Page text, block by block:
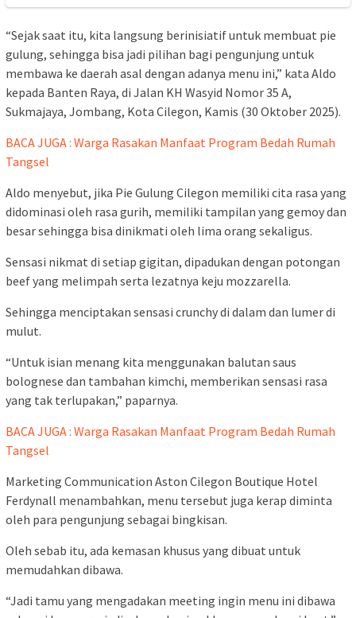
“Sejak saat itu, kita langsung berinisiatif untuk membuat pie
gulung, sehingga bisa jadi pilihan bagi pengunjung untuk
membawa ke daerah asal dengan adanya menu ini,” kata Aldo
kepada Banten Raya, di Jalan KH Wasyid Nomor 35 A,
Sukmajaya, Jombang, Kota Cilegon, Kamis (30 Oktober 2025).
BACA JUGA : Warga Rasakan Manfaat Program Bedah Rumah
Tangsel
Aldo menyebut, jika Pie Gulung Cilegon memiliki cita rasa yang
didominasi oleh rasa gurih, memiliki tampilan yang gemoy dan
besar sehingga bisa dinikmati oleh lima orang sekaligus.
Sensasi nikmat di setiap gigitan, dipadukan dengan potongan
beef yang melimpah serta lezatnya keju mozzarella.
Sehingga menciptakan sensasi crunchy di dalam dan lumer di
mulut.
“Untuk isian menang kita menggunakan balutan saus
bolognese dan tambahan kimchi, memberikan sensasi rasa
yang tak terlupakan,” paparnya.
BACA JUGA : Warga Rasakan Manfaat Program Bedah Rumah
Tangsel
Marketing Communication Aston Cilegon Boutique Hotel
Ferdynall menambahkan, menu tersebut juga kerap diminta
oleh para pengunjung sebagai bingkisan.
Oleh sebab itu, ada kemasan khusus yang dibuat untuk
memudahkan dibawa.
“Jadi tamu yang mengadakan meeting ingin menu ini dibawa